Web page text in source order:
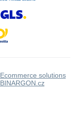
Ecommerce solutions
BINARGON.cz